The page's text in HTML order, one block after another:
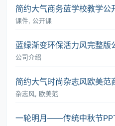
简约大气商务蓝学校教学公
课件, 公开课
蓝绿渐变环保活力风完整版
公司介绍
简约大气时尚杂志风欧美范
杂志风, 欧美范
一轮明月――传统中秋节